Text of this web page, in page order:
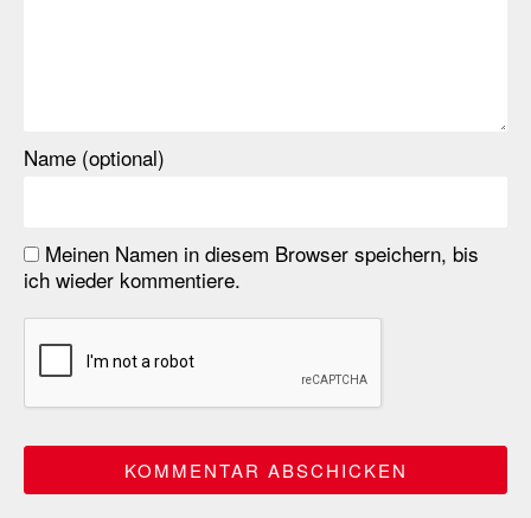
Name (optional)
Meinen Namen in diesem Browser speichern, bis
ich wieder kommentiere.